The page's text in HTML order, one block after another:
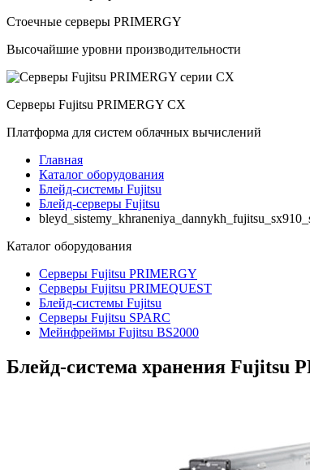
Стоечные серверы PRIMERGY
Высочайшие уровни производительности
Серверы Fujitsu PRIMERGY CX
Платформа для систем облачных вычислений
Главная
Каталог оборудования
Блейд-системы Fujitsu
Блейд-серверы Fujitsu
Каталог оборудования
Серверы Fujitsu PRIMERGY
Серверы Fujitsu PRIMEQUEST
Блейд-системы Fujitsu
Серверы Fujitsu SPARC
Мейнфреймы Fujitsu BS2000
Блейд-система хранения Fujitsu